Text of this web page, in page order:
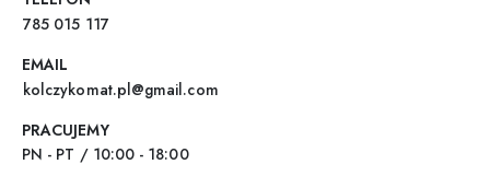
785 015 117
EMAIL
kolczykomat.pl@gmail.com
PRACUJEMY
PN - PT / 10:00 - 18:00